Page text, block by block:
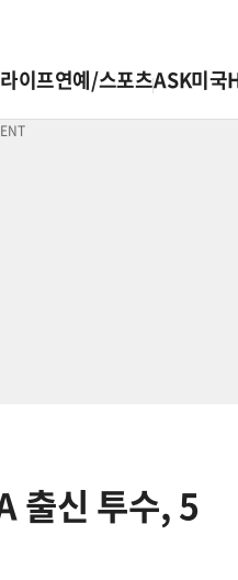
라이프연예/스포츠ASK미국
출신 투수, 5